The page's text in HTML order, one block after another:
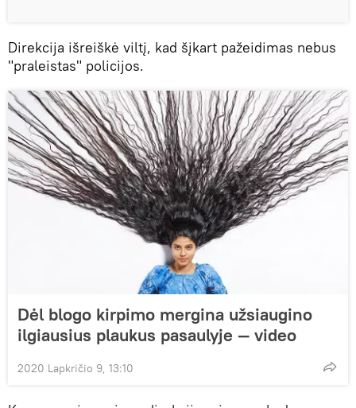
Direkcija išreiškė viltį, kad šįkart pažeidimas nebus
"praleistas" policijos.
Dėl blogo kirpimo mergina užsiaugino
ilgiausius plaukus pasaulyje — video
2020 Lapkričio 9, 13:10